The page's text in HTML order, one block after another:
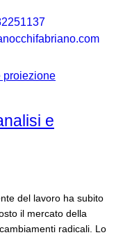
e
del lavoro ha subito
il mercato della
radicali. Lo